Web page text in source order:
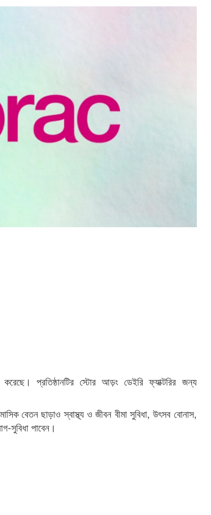
করেছে। প্রতিষ্ঠানটির স্টোর আড়ং ডেইরি ফ্যাক্টরির জন্য
বেতন ছাড়াও স্বাস্থ্য ও জীবন বীমা সুবিধা, উৎসব বোনাস,
সুবিধা পাবেন।